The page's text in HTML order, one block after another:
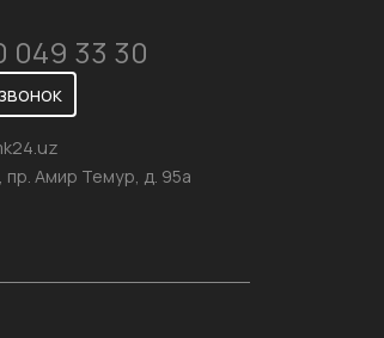
049 33 30
пр. Амир Темур, д. 95а